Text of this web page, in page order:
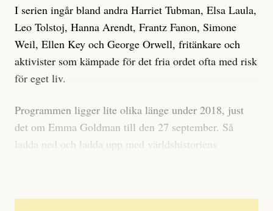
I serien ingår bland andra Harriet Tubman, Elsa Laula,
Leo Tolstoj, Hanna Arendt, Frantz Fanon, Simone
Weil, Ellen Key och George Orwell, fritänkare och
aktivister som kämpade för det fria ordet ofta med risk
för eget liv.
Programmen ligger lite olika länge under 2018, just
det om Emma Goldman till den 27 september. Så
ladda ned och ladda upp med världshistoriens